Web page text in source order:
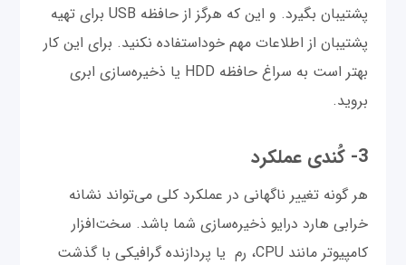
پشتیبان بگیرد. و این که هرگز از حافظه USB برای تهیه
پشتیبان از اطلاعات مهم خوداستفاده نکنید. برای این کار
بهتر است به سراغ حافظه HDD یا ذخیره‌سازی ابری
بروید.
3- کُندی عملکرد
هر گونه تغییر ناگهانی در عملکرد کلی می‌تواند نشانه
خرابی هارد درایو ذخیره‌سازی شما باشد. سخت‌افزار
کامپیوتر مانند CPU، رم یا پردازنده گرافیکی با گذشت